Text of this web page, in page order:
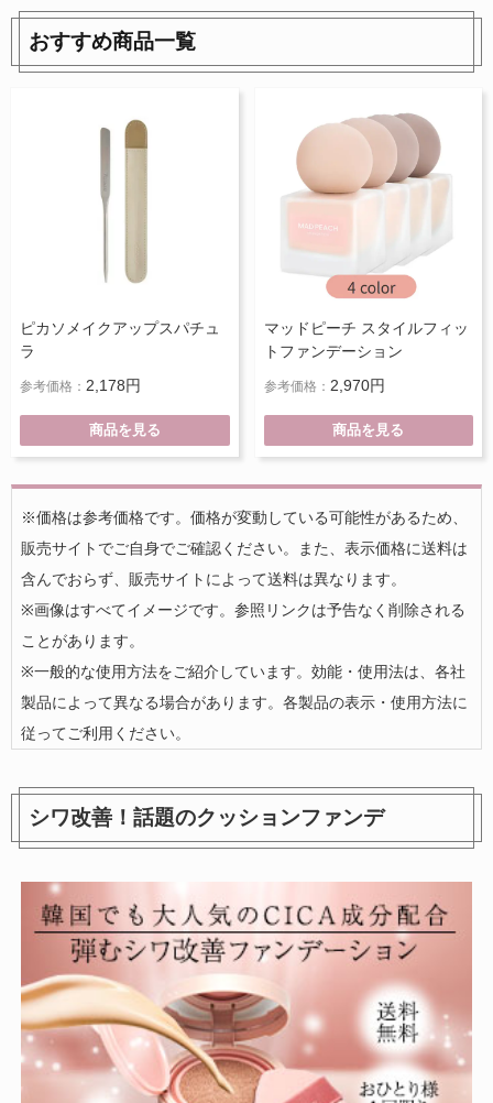
おすすめ商品一覧
ピカソメイクアップスパチュ
ラ
参考価格： 2,178円
商品を見る
マッドピーチ スタイルフィッ
トファンデーション
参考価格： 2,970円
商品を見る
※価格は参考価格です。価格が変動している可能性があるため、
販売サイトでご自身でご確認ください。また、表示価格に送料は
含んでおらず、販売サイトによって送料は異なります。
※画像はすべてイメージです。参照リンクは予告なく削除される
ことがあります。
※一般的な使用方法をご紹介しています。効能・使用法は、各社
製品によって異なる場合があります。各製品の表示・使用方法に
従ってご利用ください。
シワ改善！話題のクッションファンデ